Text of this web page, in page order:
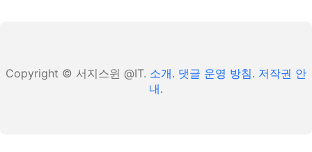
Copyright © 서지스윈 @IT. 소개. 댓글 운영 방침. 저작권 안
내.